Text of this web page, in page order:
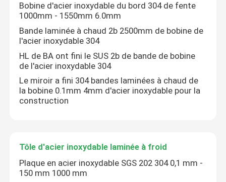
Bobine d'acier inoxydable du bord 304 de fente
1000mm - 1550mm 6.0mm
Bande laminée à chaud 2b 2500mm de bobine de
l'acier inoxydable 304
HL de BA ont fini le SUS 2b de bande de bobine
de l'acier inoxydable 304
Le miroir a fini 304 bandes laminées à chaud de
la bobine 0.1mm 4mm d'acier inoxydable pour la
construction
Tôle d'acier inoxydable laminée à froid
Plaque en acier inoxydable SGS 202 304 0,1 mm -
150 mm 1000 mm